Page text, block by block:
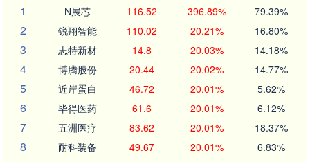
1
N展芯 116.52 396.89% 79.39%
2 锐翔智能 110.02 20.21% 16.80%
3 志特新材 14.8 20.03% 14.18%
4 博腾股份 20.44 20.02% 14.77%
5 近岸蛋白 46.72 20.01% 5.62%
6 毕得医药 61.6 20.01% 6.12%
7 五洲医疗 83.62 20.01% 18.37%
8 耐科装备 49.67 20.01% 6.83%